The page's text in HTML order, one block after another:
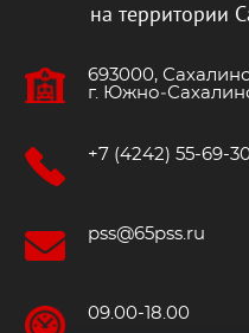
на территории
693000,
г.
+7 (4242) 55-69-
pss@65pss.ru
09.00-18.00